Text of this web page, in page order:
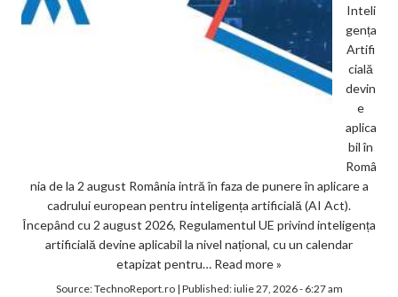
Inteli
gența
Artifi
cială
devin
e
aplica
bil în
Româ
nia de la 2 august România intră în faza de punere în aplicare a
cadrului european pentru inteligența artificială (AI Act).
Începând cu 2 august 2026, Regulamentul UE privind inteligența
artificială devine aplicabil la nivel național, cu un calendar
etapizat pentru… Read more »
Source:TechnoReport.ro| Published:iulie 27, 2026 - 6:27 am